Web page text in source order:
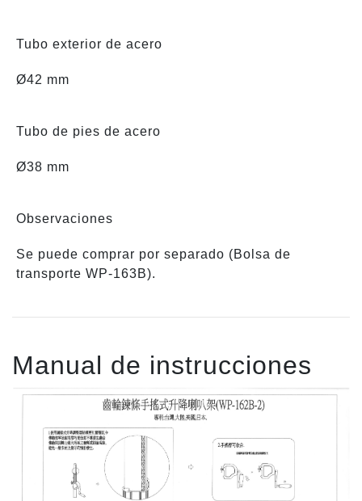
Tubo exterior de acero
Ø42 mm
Tubo de pies de acero
Ø38 mm
Observaciones
Se puede comprar por separado (Bolsa de
transporte WP-163B).
Manual de instrucciones